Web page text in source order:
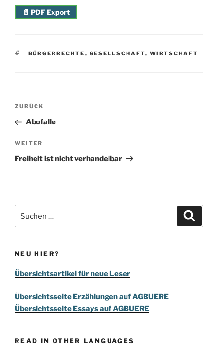
📄 PDF Export
SCHLAGWÖRTER
BÜRGERRECHTE , GESELLSCHAFT, WIRTSCHAFT
Beitragsnavigation
Vorheriger
Beitrag
ZURÜCK
Abofalle
Nächster
Beitrag
WEITER
Freiheit ist nicht verhandelbar
nach:
NEU HIER?
Übersichtsartikel für neue Leser
Übersichtsseite Erzählungen auf AGBUERE
Übersichtsseite Essays auf AGBUERE
READ IN OTHER LANGUAGES